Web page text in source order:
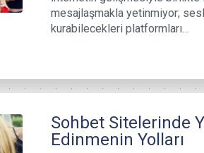
mesajlaşmakla yetinmiyor;
kurabilecekleri platformları…
Sohbet Sitelerinde
Edinmenin Yolları